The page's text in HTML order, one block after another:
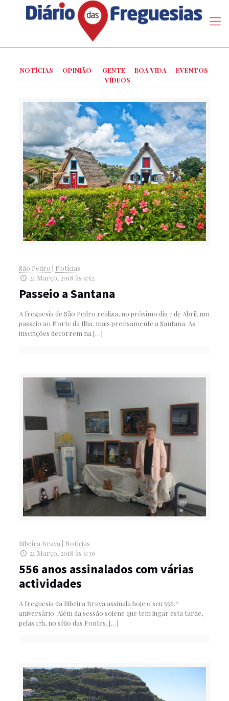
NOTÍCIAS OPINIÃO GENTE BOA VIDA
EVENTOS
VÍDEOS
São Pedro
Notícias
21 Março, 2018 às 9:52
Passeio a Santana
A freguesia de São Pedro realiza, no próximo dia 7 de Abril, um
passeio ao Norte da Ilha, mais precisamente a Santana. As
inscrições decorrem na […]
Ribeira Brava
Notícias
21 Março, 2018 às 6:39
556 anos assinalados com várias
actividades
A freguesia da Ribeira Brava assinala hoje o seu 556.º
aniversário. Além da sessão solene que tem lugar esta tarde,
pelas 17h, no sítio das Fontes,[…]